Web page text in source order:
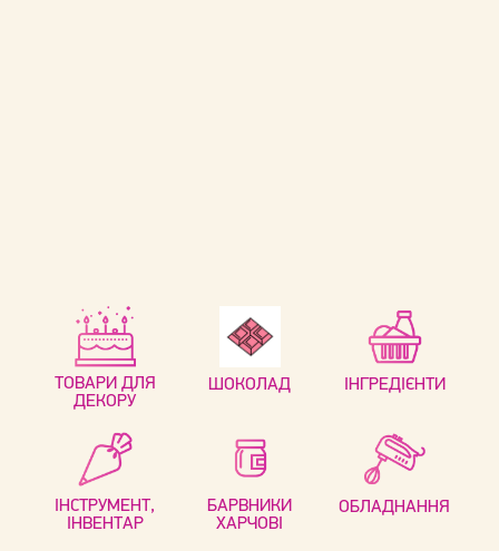
ТОВАРИ ДЛЯ
ДЕКОРУ
ШОКОЛАД ІНГРЕДІЄНТИ
ІНСТРУМЕНТ,
ІНВЕНТАР
БАРВНИКИ
ХАРЧОВІ
ОБЛАДНАННЯ